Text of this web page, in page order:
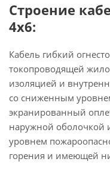
Строение
4х6:
Кабель гибкий
токопроводящей
изоляцией и
со сниженным
экранированный
наружной оболочкой
уровнем
горения и имеющей